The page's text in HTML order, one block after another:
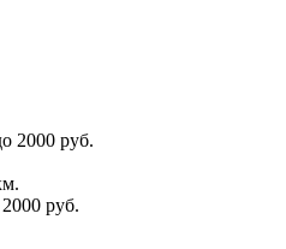
2000 руб.
руб.